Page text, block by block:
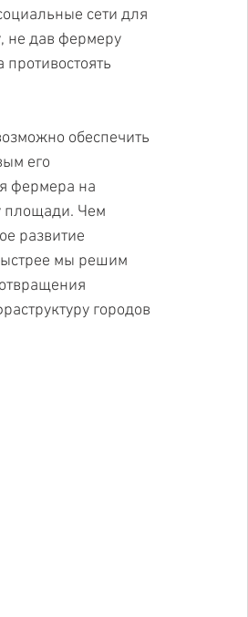
сети для
не дав фермеру
обеспечить
его
фермера на
площади. Чем
развитие
мы решим
городов